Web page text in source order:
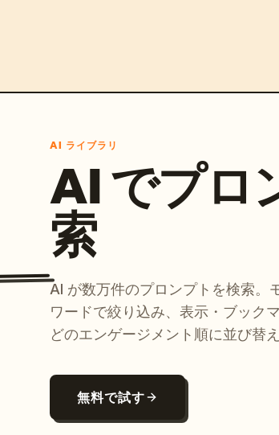
AI ライブラリ
AI でプロ
索
AI が数万件のプロンプトを検索。
ワードで絞り込み、表示・ブック
どのエンゲージメント順に並び替
無料で試す